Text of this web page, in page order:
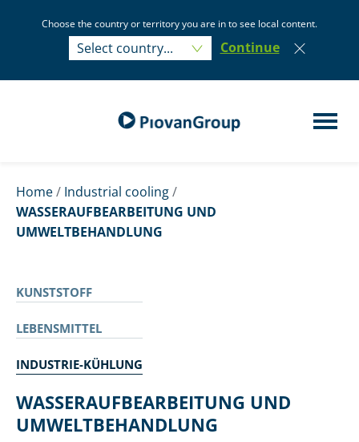
Choose the country or territory you are in to see local content.
Select country...
Select country... Continue
Home/ Industrial cooling/
WASSERAUFBEARBEITUNG UND
UMWELTBEHANDLUNG
KUNSTSTOFF
LEBENSMITTEL
INDUSTRIE-KÜHLUNG
WASSERAUFBEARBEITUNG UND
UMWELTBEHANDLUNG